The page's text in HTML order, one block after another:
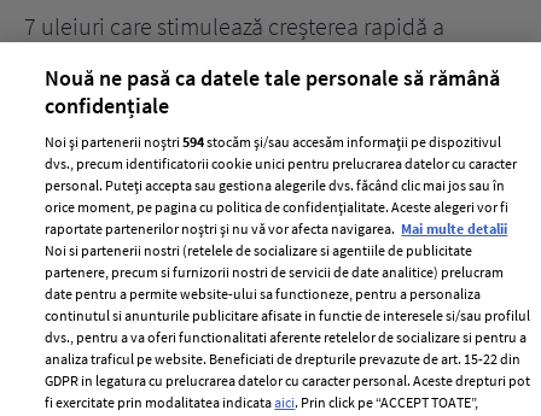
7 uleiuri care stimulează creșterea rapidă a
ELLE Style Awards
2024
Despre ELLE
Romania
Termeni si conditii
Politica de
confidențialitate
Politica de cookies
Nouă ne pasă ca datele tale personale să rămână
confidențiale
Noi și partenerii noștri594stocăm și/sau accesăm informații pe dispozitivul
dvs., precum identificatorii cookie unici pentru prelucrarea datelor cu caracter
personal. Puteți accepta sau gestiona alegerile dvs. făcând clic mai jos sau în
orice moment, pe pagina cu politica de confidențialitate. Aceste alegeri vor fi
raportate partenerilor noștri și nu vă vor afecta navigarea. Mai multe detalii
Noi si partenerii nostri (retelele de socializare si agentiile de publicitate
partenere, precum si furnizorii nostri de servicii de date analitice) prelucram
date pentru a permite website-ului sa functioneze, pentru a personaliza
continutul si anunturile publicitare afisate in functie de interesele si/sau profilul
dvs., pentru a va oferi functionalitati aferente retelelor de socializare si pentru a
analiza traficul pe website. Beneficiati de drepturile prevazute de art. 15-22 din
GDPR in legatura cu prelucrarea datelor cu caracter personal. Aceste drepturi pot
fi exercitate prin modalitatea indicataaici. Prin click pe “ACCEPT TOATE”,